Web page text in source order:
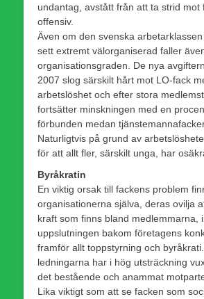
undantag, avstått från att ta strid mot
offensiv.
Även om den svenska
sett extremt välorganiserad faller
organisationsgraden. De nya
2007 slog särskilt hårt mot LO-fack
arbetslöshet och efter stora
fortsätter minskningen med en
förbunden medan
Naturligtvis på grund av
för att allt fler, särskilt unga, har
Byråkratin
En viktig orsak till fackens problem
organisationerna själva, deras ovilja
kraft som finns bland medlemmarna,
uppslutningen bakom företagens
framför allt toppstyrning och
ledningarna har i hög utsträckning
det bestående och anammat
Lika viktigt som att se facken som